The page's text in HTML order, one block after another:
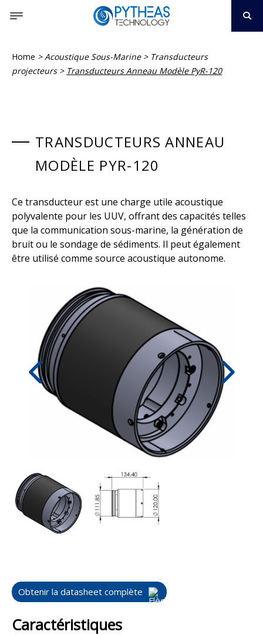
Home > Acoustique Sous-Marine > Transducteurs
projecteurs > Transducteurs Anneau Modèle PyR-120
TRANSDUCTEURS ANNEAU
MODÈLE PYR-120
Ce transducteur est une charge utile acoustique
polyvalente pour les UUV, offrant des capacités telles
que la communication sous-marine, la génération de
bruit ou le sondage de sédiments. Il peut également
être utilisé comme source acoustique autonome.
Obtenir la datasheet complète
Caractéristiques